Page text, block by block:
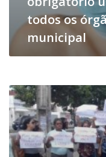
todos os
municipal